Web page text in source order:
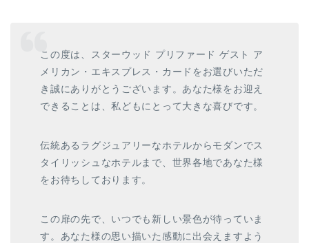
この度は、スターウッド プリファード ゲスト ア
メリカン・エキスプレス・カードをお選びいただ
き誠にありがとうございます。あなた様をお迎え
できることは、私どもにとって大きな喜びです。
伝統あるラグジュアリーなホテルからモダンでス
タイリッシュなホテルまで、世界各地であなた様
をお待ちしております。
この扉の先で、いつでも新しい景色が待っていま
す。あなた様の思い描いた感動に出会えますよう